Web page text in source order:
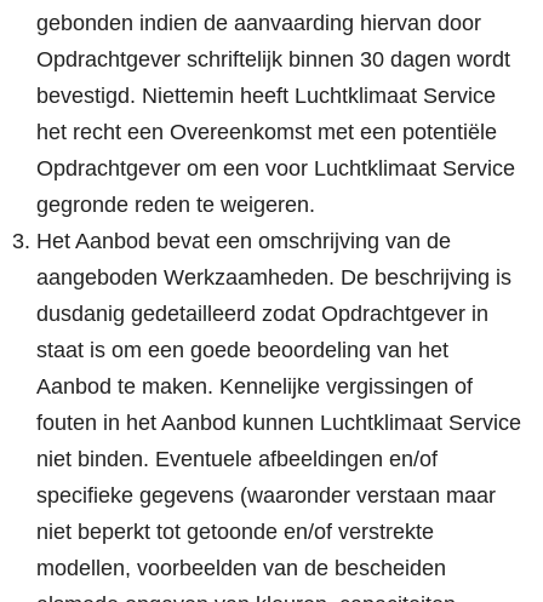
gebonden indien de aanvaarding hiervan door
Opdrachtgever schriftelijk binnen 30 dagen wordt
bevestigd. Niettemin heeft Luchtklimaat Service
het recht een Overeenkomst met een potentiële
Opdrachtgever om een voor Luchtklimaat Service
gegronde reden te weigeren.
Het Aanbod bevat een omschrijving van de
aangeboden Werkzaamheden. De beschrijving is
dusdanig gedetailleerd zodat Opdrachtgever in
staat is om een goede beoordeling van het
Aanbod te maken. Kennelijke vergissingen of
fouten in het Aanbod kunnen Luchtklimaat Service
niet binden. Eventuele afbeeldingen en/of
specifieke gegevens (waaronder verstaan maar
niet beperkt tot getoonde en/of verstrekte
modellen, voorbeelden van de bescheiden